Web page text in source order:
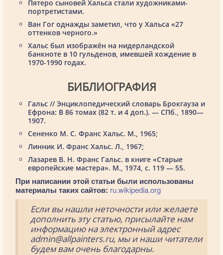
Пятеро сыновей Хальса стали художниками-
портретистами.
Ван Гог однажды заметил, что у Хальса «27
оттенков черного.»
Хальс был изображён на нидерландской
банкноте в 10 гульденов, имевшей хождение в
1970-1990 годах.
БИБЛИОГРАФИЯ
Гальс // Энциклопедический словарь Брокгауза и
Ефрона: В 86 томах (82 т. и 4 доп.). — СПб., 1890—
1907.
Сененко М. С. Франс Хальс. М., 1965;
Линник И. Франс Хальс. Л., 1967;
Лазарев В. Н. Франс Гальс. в книге «Старые
европейские мастера». М., 1974, с. 119 — 55.
При написании этой статьи были использованы
материалы таких сайтов: ru.wikipedia.org
Если вы нашли неточности или желаете
дополнить эту статью, присылайте нам
информацию на электронный адрес
admin@allpainters.ru, мы и наши читатели
будем вам очень благодарны.